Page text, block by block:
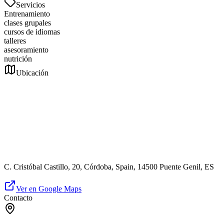
Servicios
Entrenamiento
clases grupales
cursos de idiomas
talleres
asesoramiento
nutrición
Ubicación
C. Cristóbal Castillo, 20, Córdoba, Spain, 14500 Puente Genil, ES
Ver en Google Maps
Contacto